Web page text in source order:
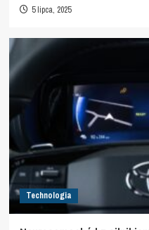
5 lipca, 2025
Technologia